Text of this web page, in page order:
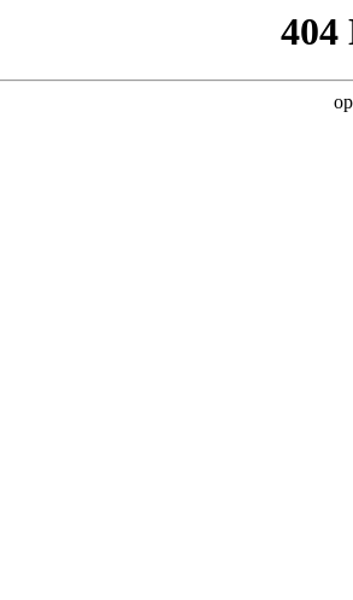
404